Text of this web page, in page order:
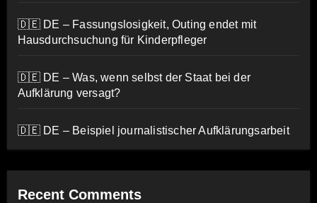
🇩🇪 DE – Fassungslosigkeit, Outing endet mit
Hausdurchsuchung für Kinderpfleger
🇩🇪 DE – Was, wenn selbst der Staat bei der
Aufklärung versagt?
🇩🇪 DE – Beispiel journalistischer Aufklärungsarbeit
Recent Comments